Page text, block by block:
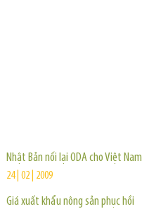
Nhật Bản nối lại ODA cho Việt Nam
24 | 02 | 2009
Giá xuất khẩu nông sản phục hồi